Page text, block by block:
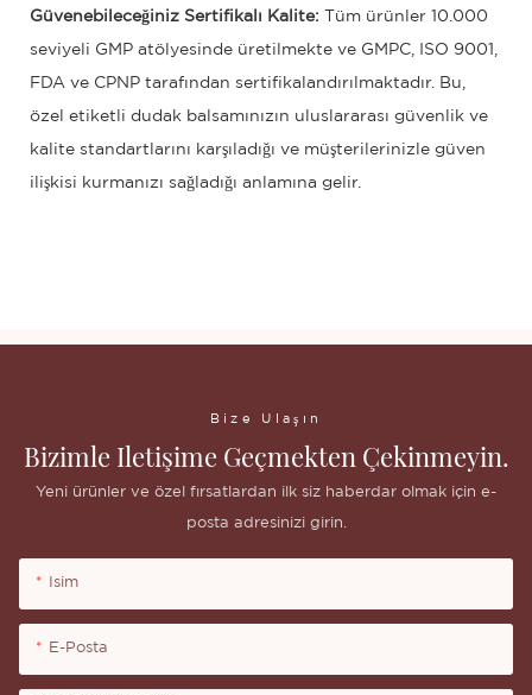
Güvenebileceğiniz Sertifikalı Kalite: Tüm ürünler 10.000
seviyeli GMP atölyesinde üretilmekte ve GMPC, ISO 9001,
FDA ve CPNP tarafından sertifikalandırılmaktadır. Bu,
özel etiketli dudak balsamınızın uluslararası güvenlik ve
kalite standartlarını karşıladığı ve müşterilerinizle güven
ilişkisi kurmanızı sağladığı anlamına gelir.
Bize Ulaşın
Bizimle Iletişime Geçmekten Çekinmeyin.
Yeni ürünler ve özel fırsatlardan ilk siz haberdar olmak için e-
posta adresinizi girin.
Isim
E-Posta